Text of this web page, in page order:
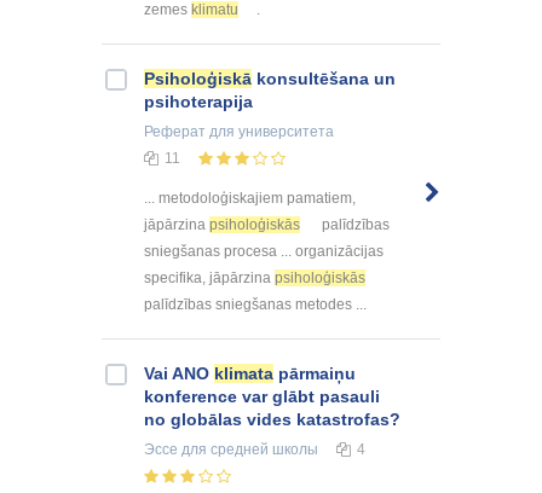
zemes klimatu .
Psiholoģiskā konsultēšana un
psihoterapija
Реферат для университета
11
... metodoloģiskajiem pamatiem,
jāpārzina psiholoģiskās
palīdzības
sniegšanas procesa ... organizācijas
specifika, jāpārzina psiholoģiskās
palīdzības sniegšanas metodes ...
Vai ANO klimata pārmaiņu
konference var glābt pasauli
no globālas vides katastrofas?
Эссе для средней школы 4